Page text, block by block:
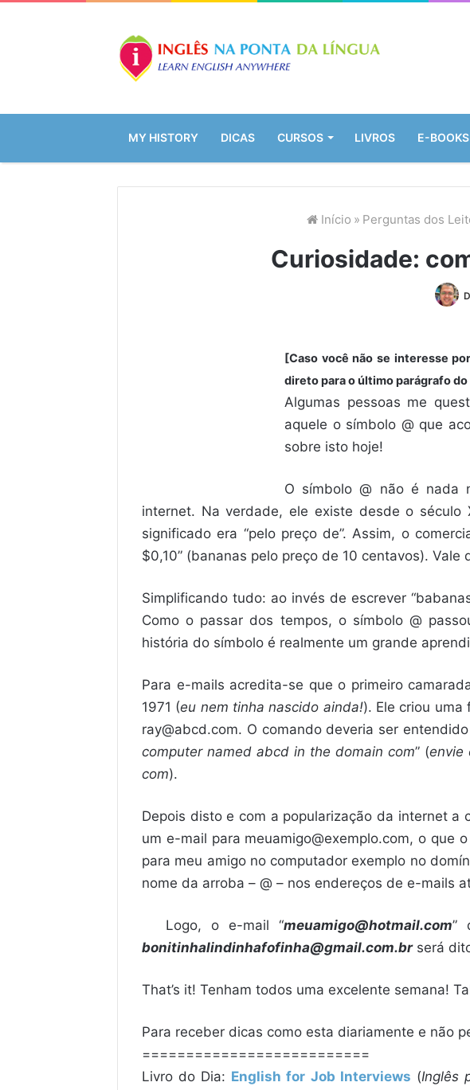
MY HISTORY DICAS CURSOS LIVROS E-BOOKS
Início » Perguntas dos
Curiosidade:
[Caso você não se interesse
direto para o último parágrafo
Algumas pessoas me
aquele o símbolo @ que
sobre isto hoje!
O símbolo @ não é nada
internet. Na verdade, ele existe desde o
significado era “pelo preço de”. Assim, o
$0,10” (bananas pelo preço de 10 centavos).
Simplificando tudo: ao invés de escrever
Como o passar dos tempos, o símbolo @
história do símbolo é realmente um grande
Para e-mails acredita-se que o primeiro
1971 (eu nem tinha nascido ainda!). Ele criou uma
ray@abcd.com. O comando deveria ser
computer named abcd in the domain com” (envie
com).
Depois disto e com a popularização da internet
um e-mail para meuamigo@exemplo.com, o que
para meu amigo no computador exemplo no
nome da arroba – @ – nos endereços de e-mails
Logo, o e-mail “meuamigo@hotmail.com”
bonitinhalindinhafofinha@gmail.com.brserá
That’s it! Tenham todos uma excelente semana!
Para receber dicas como esta diariamente e não
==========================
Livro do Dia: English for Job Interviews (Inglês